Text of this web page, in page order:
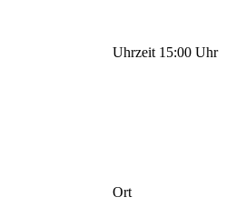
Uhrzeit 15:00 Uhr
Ort